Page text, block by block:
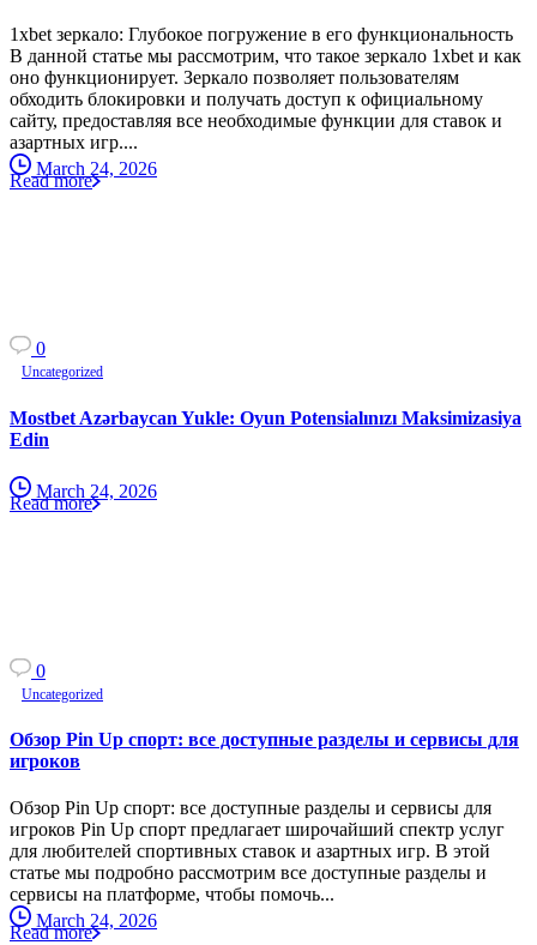
1xbet зеркало: Глубокое погружение в его функциональность
В данной статье мы рассмотрим, что такое зеркало 1xbet и как
оно функционирует. Зеркало позволяет пользователям
обходить блокировки и получать доступ к официальному
сайту, предоставляя все необходимые функции для ставок и
азартных игр....
March 24, 2026
Read more
0
Uncategorized
Mostbet Azərbaycan Yukle: Oyun Potensialınızı Maksimizasiya
Edin
March 24, 2026
Read more
0
Uncategorized
Обзор Pin Up спорт: все доступные разделы и сервисы для
игроков
Обзор Pin Up спорт: все доступные разделы и сервисы для
игроков Pin Up спорт предлагает широчайший спектр услуг
для любителей спортивных ставок и азартных игр. В этой
статье мы подробно рассмотрим все доступные разделы и
сервисы на платформе, чтобы помочь...
March 24, 2026
Read more